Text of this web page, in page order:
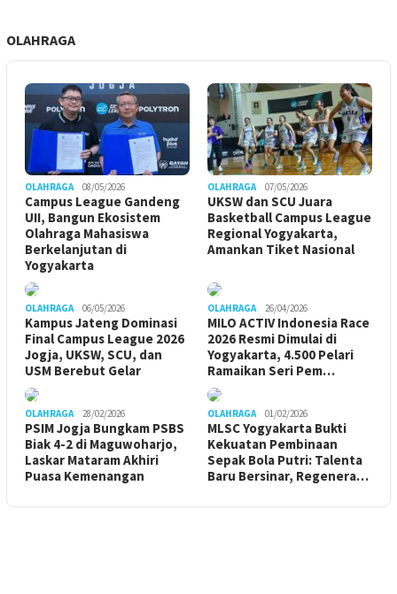
OLAHRAGA
OLAHRAGA 08/05/2026
Campus League Gandeng
UII, Bangun Ekosistem
Olahraga Mahasiswa
Berkelanjutan di
Yogyakarta
OLAHRAGA 07/05/2026
UKSW dan SCU Juara
Basketball Campus League
Regional Yogyakarta,
Amankan Tiket Nasional
OLAHRAGA 06/05/2026
Kampus Jateng Dominasi
Final Campus League 2026
Jogja, UKSW, SCU, dan
USM Berebut Gelar
OLAHRAGA 26/04/2026
MILO ACTIV Indonesia Race
2026 Resmi Dimulai di
Yogyakarta, 4.500 Pelari
Ramaikan Seri Pem…
OLAHRAGA 28/02/2026
PSIM Jogja Bungkam PSBS
Biak 4-2 di Maguwoharjo,
Laskar Mataram Akhiri
Puasa Kemenangan
OLAHRAGA 01/02/2026
MLSC Yogyakarta Bukti
Kekuatan Pembinaan
Sepak Bola Putri: Talenta
Baru Bersinar, Regenera…